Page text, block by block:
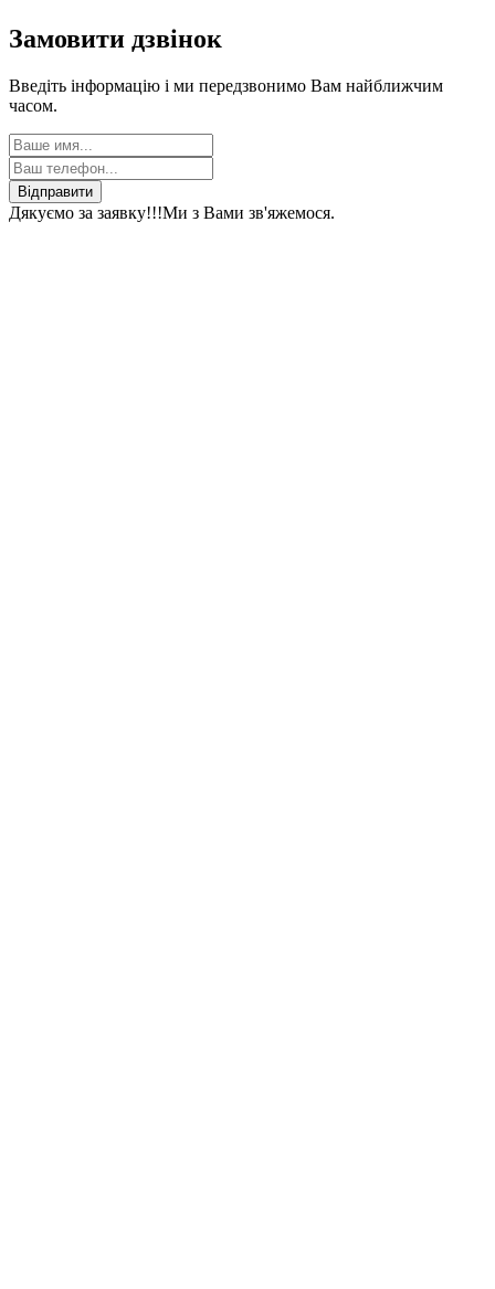
Замовити дзвінок
Введіть інформацію і ми передзвонимо Вам найближчим
часом.
Відправити
Дякуємо за заявку!!!Ми з Вами зв'яжемося.